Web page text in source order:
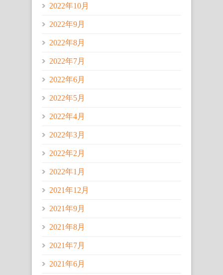
2022年10月
2022年9月
2022年8月
2022年7月
2022年6月
2022年5月
2022年4月
2022年3月
2022年2月
2022年1月
2021年12月
2021年9月
2021年8月
2021年7月
2021年6月